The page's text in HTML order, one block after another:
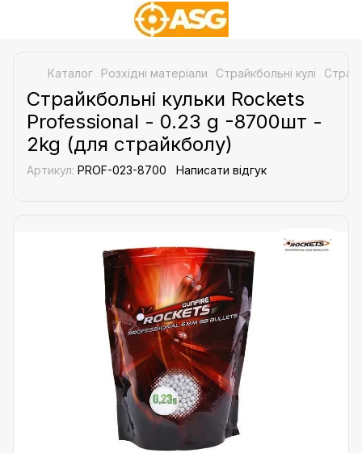
Каталог Розхідні матеріали Страйкбольні кулі
Страйкбольні кульки Rockets
Professional - 0.23 g -8700шт -
2kg (для страйкболу)
Артикул: PROF-023-8700 Написати відгук